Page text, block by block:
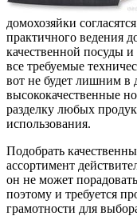
домохозяйки
практичного ведения
качественной посуды
все требуемые
вот не будет лишним в
высококачественные
разделку любых
использования.
Подобрать
ассортимент
он не может
поэтому и требуется
грамотности для